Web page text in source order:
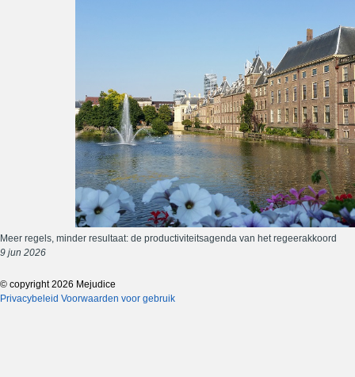
Meer regels, minder resultaat: de productiviteitsagenda van het regeerakkoord
9 jun 2026
© copyright 2026 Mejudice
Privacybeleid Voorwaarden voor gebruik